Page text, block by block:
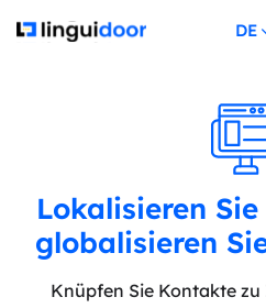
Lokalisieren
globalisieren
Knüpfen Sie Kontakte